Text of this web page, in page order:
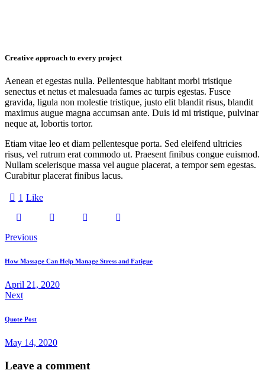
Creative approach to every project
Aenean et egestas nulla. Pellentesque habitant morbi tristique
senectus et netus et malesuada fames ac turpis egestas. Fusce
gravida, ligula non molestie tristique, justo elit blandit risus, blandit
maximus augue magna accumsan ante. Duis id mi tristique, pulvinar
neque at, lobortis tortor.
Etiam vitae leo et diam pellentesque porta. Sed eleifend ultricies
risus, vel rutrum erat commodo ut. Praesent finibus congue euismod.
Nullam scelerisque massa vel augue placerat, a tempor sem egestas.
Curabitur placerat finibus lacus.
1 Like
Previous
How Massage Can Help Manage Stress and Fatigue
April 21, 2020
Next
Quote Post
May 14, 2020
Leave a comment